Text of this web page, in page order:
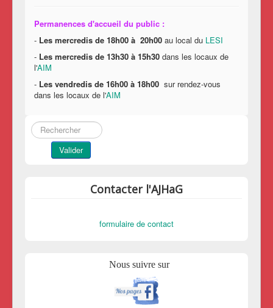
Permanences d'accueil du public :
- Les mercredis de 18h00 à 20h00 au local du LESI
- Les mercredis de 13h30 à 15h30 dans les locaux de
l'AIM
- Les vendredis de 16h00 à 18h00 sur rendez-vous
dans les locaux de l'AIM
Rechercher
Valider
Contacter l'AJHaG
formulaire de contact
Nous suivre sur